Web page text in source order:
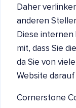
Daher
anderen
Diese internen
mit, dass Sie
da Sie von
Website
Cornerstone